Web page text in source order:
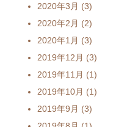
2020年3月 (3)
2020年2月 (2)
2020年1月 (3)
2019年12月 (3)
2019年11月 (1)
2019年10月 (1)
2019年9月 (3)